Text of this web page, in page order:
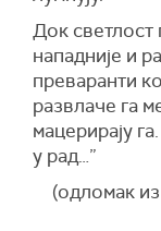
Док светлост
нападније и
преваранти
развлаче га
мацерирају
у рад…”
(одломак